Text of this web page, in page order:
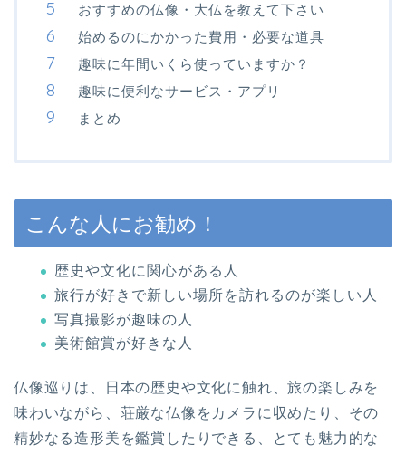
おすすめの仏像・大仏を教えて下さい
始めるのにかかった費用・必要な道具
趣味に年間いくら使っていますか？
趣味に便利なサービス・アプリ
まとめ
こんな人にお勧め！
歴史や文化に関心がある人
旅行が好きで新しい場所を訪れるのが楽しい人
写真撮影が趣味の人
美術館賞が好きな人
仏像巡りは、日本の歴史や文化に触れ、旅の楽しみを
味わいながら、荘厳な仏像をカメラに収めたり、その
精妙なる造形美を鑑賞したりできる、とても魅力的な